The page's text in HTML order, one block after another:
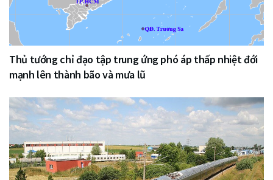
Thủ tướng chỉ đạo tập trung ứng phó áp thấp nhiệt đới
mạnh lên thành bão và mưa lũ